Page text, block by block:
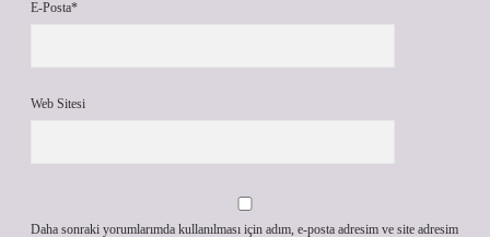
E-Posta*
Web Sitesi
Daha sonraki yorumlarımda kullanılması için adım, e-posta adresim ve site adresim